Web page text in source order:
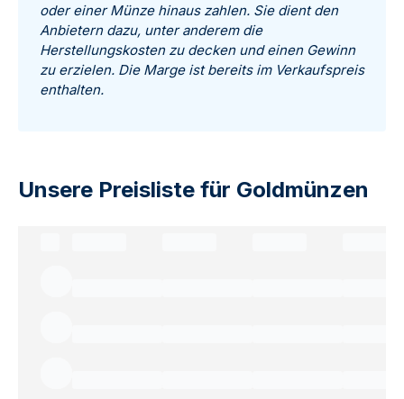
oder einer Münze hinaus zahlen. Sie dient den
Anbietern dazu, unter anderem die
Herstellungskosten zu decken und einen Gewinn
zu erzielen. Die Marge ist bereits im Verkaufspreis
enthalten.
Unsere Preisliste für Goldmünzen